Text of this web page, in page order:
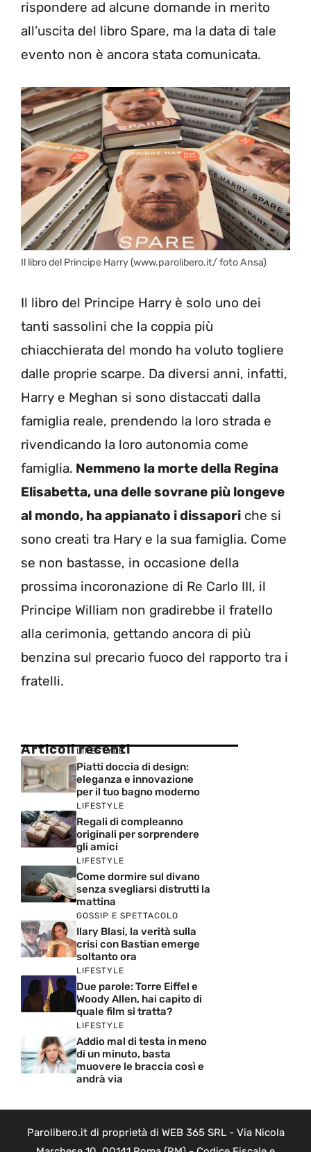
rispondere ad alcune domande in merito
all’uscita del libro Spare, ma la data di tale
evento non è ancora stata comunicata.
Il libro del Principe Harry (www.parolibero.it/ foto Ansa)
Il libro del Principe Harry è solo uno dei
tanti sassolini che la coppia più
chiacchierata del mondo ha voluto togliere
dalle proprie scarpe. Da diversi anni, infatti,
Harry e Meghan si sono distaccati dalla
famiglia reale, prendendo la loro strada e
rivendicando la loro autonomia come
famiglia. Nemmeno la morte della Regina
Elisabetta, una delle sovrane più longeve
al mondo, ha appianato i dissapori che si
sono creati tra Hary e la sua famiglia. Come
se non bastasse, in occasione della
prossima incoronazione di Re Carlo III, il
Principe William non gradirebbe il fratello
alla cerimonia, gettando ancora di più
benzina sul precario fuoco del rapporto tra i
fratelli.
Articoli recenti
LIFESTYLE
Piatti doccia di design:
eleganza e innovazione
per il tuo bagno moderno
LIFESTYLE
Regali di compleanno
originali per sorprendere
gli amici
LIFESTYLE
Come dormire sul divano
senza svegliarsi distrutti la
mattina
GOSSIP E SPETTACOLO
Ilary Blasi, la verità sulla
crisi con Bastian emerge
soltanto ora
LIFESTYLE
Due parole: Torre Eiffel e
Woody Allen, hai capito di
quale film si tratta?
LIFESTYLE
Addio mal di testa in meno
di un minuto, basta
muovere le braccia così e
andrà via
Parolibero.it di proprietà di WEB 365 SRL - Via Nicola